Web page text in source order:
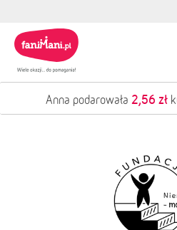
Anna podarowała 2,56 zł